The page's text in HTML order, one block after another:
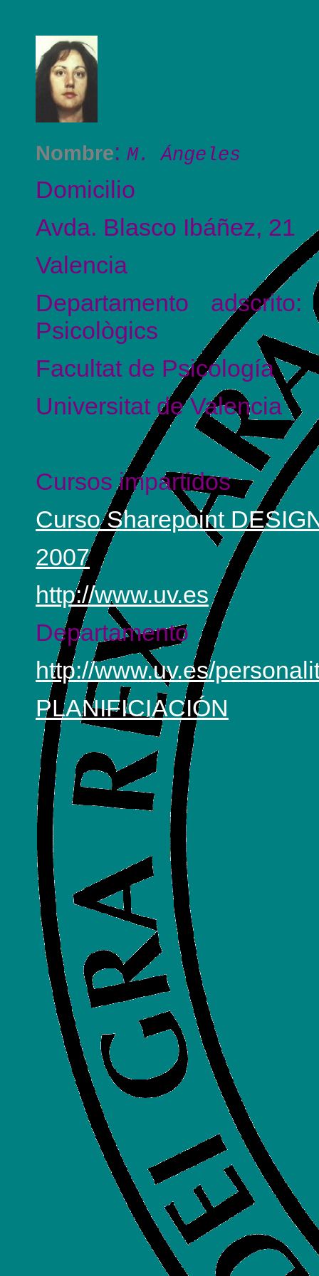
Nombre: M. Ángeles
Domicilio
Avda. Blasco Ibáñez, 21
Valencia
Departamento
Psicològics
Facultat de Psicología
Universitat de Valencia
Cursos impartidos
Curso Sharepoint
2007
http://www.uv.es
Departamento
http://www.uv.es/
PLANIFICIACIÓN